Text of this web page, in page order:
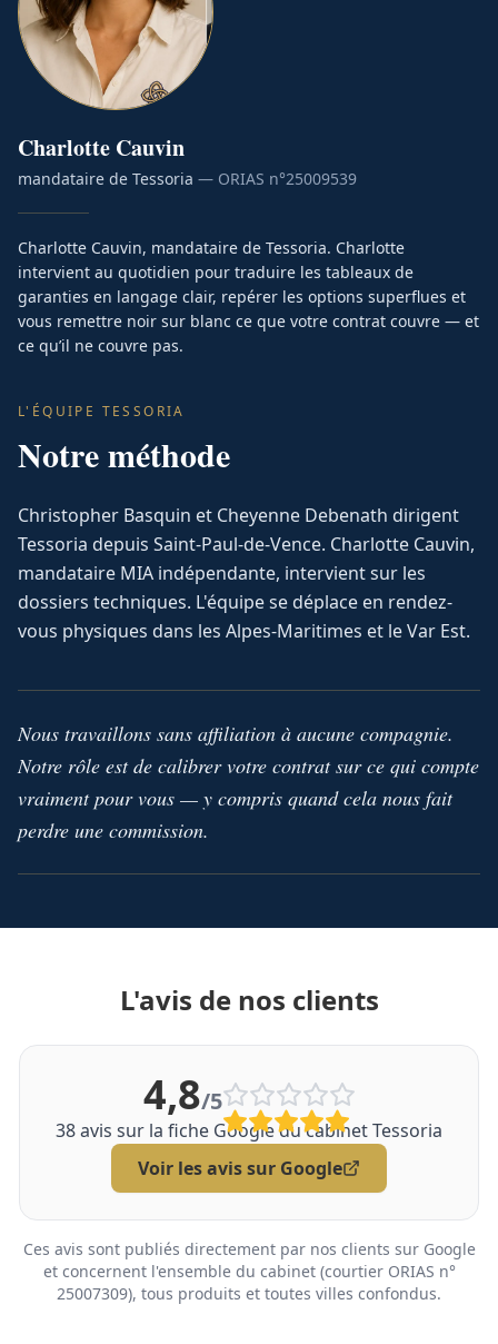
Charlotte Cauvin
mandataire de Tessoria — ORIAS n°25009539
Charlotte Cauvin, mandataire de Tessoria. Charlotte
intervient au quotidien pour traduire les tableaux de
garanties en langage clair, repérer les options superflues et
vous remettre noir sur blanc ce que votre contrat couvre — et
ce qu’il ne couvre pas.
L'ÉQUIPE TESSORIA
Notre méthode
Christopher Basquin et Cheyenne Debenath dirigent
Tessoria depuis Saint-Paul-de-Vence. Charlotte Cauvin,
mandataire MIA indépendante, intervient sur les
dossiers techniques. L'équipe se déplace en rendez-
vous physiques dans les Alpes-Maritimes et le Var Est.
Nous travaillons sans affiliation à aucune compagnie.
Notre rôle est de calibrer votre contrat sur ce qui compte
vraiment pour vous — y compris quand cela nous fait
perdre une commission.
L'avis de nos clients
4,8/5
38avis sur la fiche Google du cabinet Tessoria
Voir les avis sur Google
Ces avis sont publiés directement par nos clients sur Google
et concernent l'ensemble du cabinet (courtier ORIAS n°
25007309), tous produits et toutes villes confondus.